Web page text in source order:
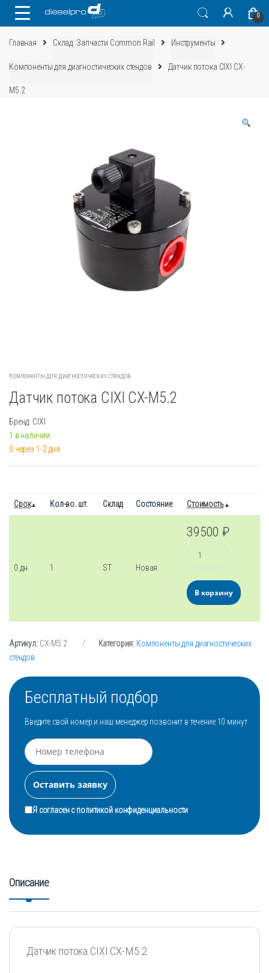
0
Главная Склад: Запчасти Common Rail Инструменты
Компоненты для диагностических стендов Датчик потока CIXI CX-
M5.2
Компоненты для диагностических стендов
Датчик потока CIXI CX-M5.2
Бренд: CIXI
1 в наличии
0 через 1-2 дня
Срок Кол-во. шт. Склад Состояние Стоимость
0 дн 1 ST Новая
39500₽
Количество
В корзину
Артикул: CX-M5.2 Категория: Компоненты для диагностических
стендов
Бесплатный подбор
Введите свой номер и наш менеджер позвонит в течение 10 минут
Я согласен сполитикой конфиденциальности
Описание
Датчик потока CIXI CX-M5.2